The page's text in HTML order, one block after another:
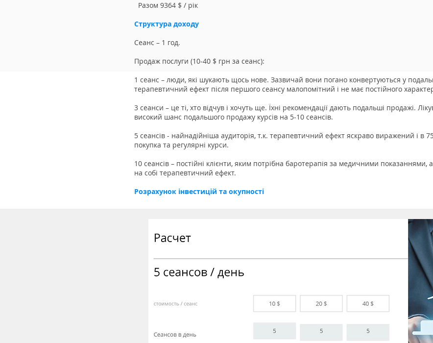
Разом 9364 $ / рік
Структура доходу
Сеанс – 1 год.
Продаж послуги (10-40 $ грн за сеанс):
1 сеанс – люди, які шукають щось нове. Зазвичай вони погано конвертуються у
терапевтичний ефект після першого сеансу малопомітний і не має постійного
3 сеанси – це ті, хто відчув і хочуть ще. Їхні рекомендації дають подальші продажі.
високий шанс подальшого продажу курсів на 5-10 сеансів.
5 сеансів - найнадійніша аудиторія, т.к. терапевтичний ефект яскраво виражений і в
покупка та регулярні курси.
10 сеансів – постійні клієнти, яким потрібна баротерапія за медичними показаннями,
на собі терапевтичний ефект.
Розрахунок інвестицій та окупності